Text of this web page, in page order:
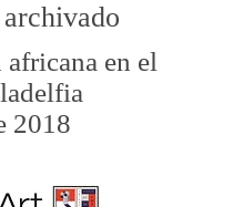
en el
2018